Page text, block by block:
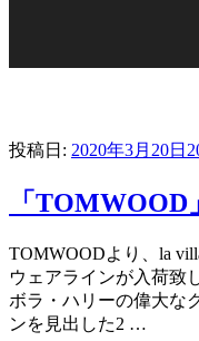
投稿日: 2020年3月20日
「TOMWOOD
TOMWOODより、la
ウェアラインが入荷
ボラ・ハリーの偉大な
ンを見出した2 …